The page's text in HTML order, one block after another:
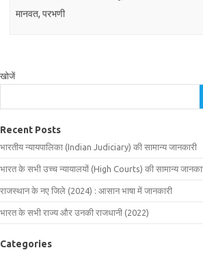
मानवत, परभणी
खोजें
Recent Posts
भारतीय न्यायपालिका (Indian Judiciary) की सामान्य जानकारी
भारत के सभी उच्च न्यायालयों (High Courts) की सामान्य
राजस्थान के नए जिले (2024) : आसान भाषा में जानकारी
भारत के सभी राज्य और उनकी राजधानी (2022)
Categories